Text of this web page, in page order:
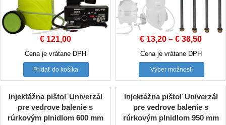
€121,00
Cena je vrátane DPH
Pridať do košíka
€ 13,20 – € 38,50
Cena je vrátane DPH
Výber možností
product
has
multiple
The
options
Injektážna pištoľ Univerzál
pre vedrove balenie s
rúrkovým plnidlom 600 mm
Injektážna pištoľ Univerzál
pre vedrove balenie s
rúrkovým plnidlom 950 mm